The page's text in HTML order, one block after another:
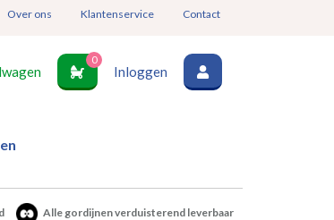
Over ons Klantenservice Contact
0
Inloggen
Alle gordijnen verduisterend leverbaar